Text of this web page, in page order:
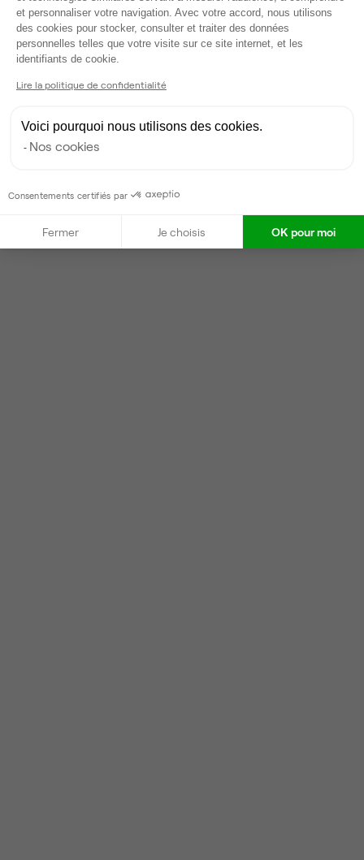
Carole
Partenaire depuis 2020
Répond en quelques heures
et personnaliser votre navigation. Avec votre accord, nous utilisons
des cookies pour stocker, consulter et traiter des données
personnelles telles que votre visite sur ce site internet, et les
identifiants de cookie.
Lire la politique de confidentialité
Voici pourquoi nous utilisons des cookies.
Nos cookies
Consentements certifiés par
Fermer Je choisis OK pour moi